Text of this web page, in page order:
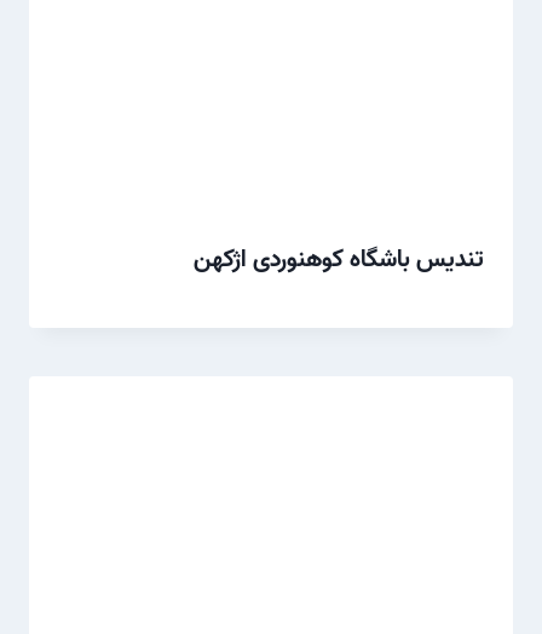
تندیس باشگاه کوهنوردی اژکهن